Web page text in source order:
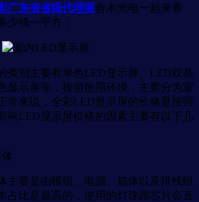
广东省省级代理商合木光电一起来看
少钱一平方：
别主要有单色LED显示屏、LED双基
显示屏等，按照使用环境，主要分为室
常来说，全彩LED显示屏的价格是按照
响LED显示屏价格的因素主要有以下几
要是由模组、电源、箱体以及排线组
占比是最高的，使用的灯珠跟芯片会直